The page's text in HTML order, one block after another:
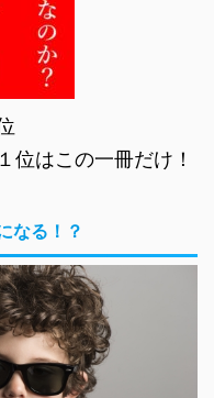
位はこの一冊だけ！
なる！？